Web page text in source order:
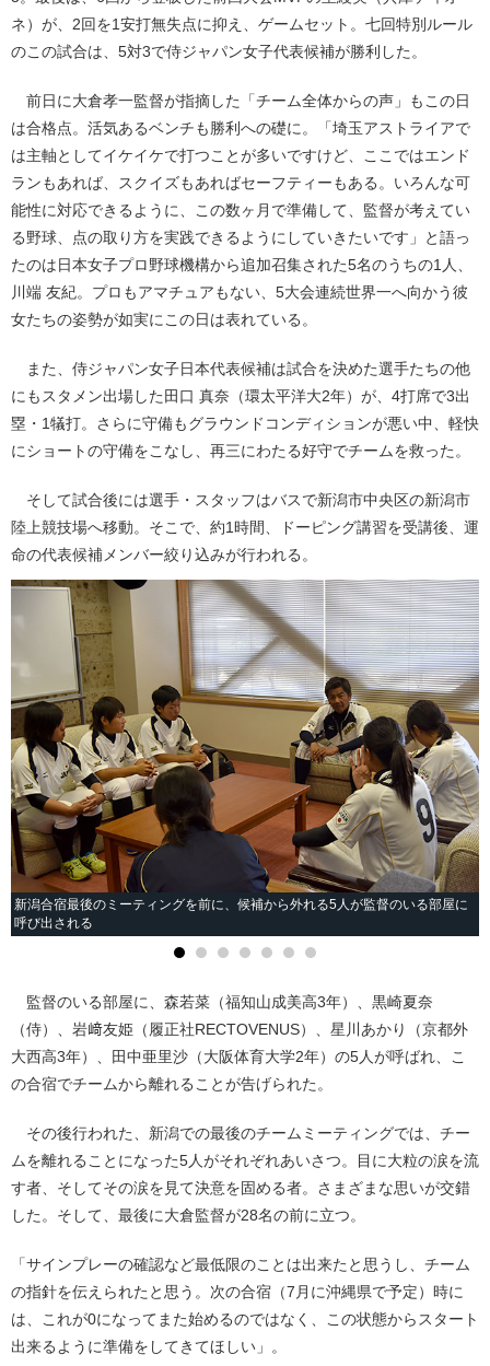
ネ）が、2回を1安打無失点に抑え、ゲームセット。七回特別ルール
のこの試合は、5対3で侍ジャパン女子代表候補が勝利した。
前日に大倉孝一監督が指摘した「チーム全体からの声」もこの日
は合格点。活気あるベンチも勝利への礎に。「埼玉アストライアで
は主軸としてイケイケで打つことが多いですけど、ここではエンド
ランもあれば、スクイズもあればセーフティーもある。いろんな可
能性に対応できるように、この数ヶ月で準備して、監督が考えてい
る野球、点の取り方を実践できるようにしていきたいです」と語っ
たのは日本女子プロ野球機構から追加召集された5名のうちの1人、
川端 友紀。プロもアマチュアもない、5大会連続世界一へ向かう彼
女たちの姿勢が如実にこの日は表れている。
また、侍ジャパン女子日本代表候補は試合を決めた選手たちの他
にもスタメン出場した田口 真奈（環太平洋大2年）が、4打席で3出
塁・1犠打。さらに守備もグラウンドコンディションが悪い中、軽快
にショートの守備をこなし、再三にわたる好守でチームを救った。
そして試合後には選手・スタッフはバスで新潟市中央区の新潟市
陸上競技場へ移動。そこで、約1時間、ドーピング講習を受講後、運
命の代表候補メンバー絞り込みが行われる。
新潟合宿最後のミーティングを前に、候補から外れる5人が監督のいる部屋に
呼び出される
監督のいる部屋に、森若菜（福知山成美高3年）、黒崎夏奈
（侍）、岩﨑友姫（履正社RECTOVENUS）、星川あかり（京都外
大西高3年）、田中亜里沙（大阪体育大学2年）の5人が呼ばれ、こ
の合宿でチームから離れることが告げられた。
その後行われた、新潟での最後のチームミーティングでは、チー
ムを離れることになった5人がそれぞれあいさつ。目に大粒の涙を流
す者、そしてその涙を見て決意を固める者。さまざまな思いが交錯
した。そして、最後に大倉監督が28名の前に立つ。
「サインプレーの確認など最低限のことは出来たと思うし、チーム
の指針を伝えられたと思う。次の合宿（7月に沖縄県で予定）時に
は、これが0になってまた始めるのではなく、この状態からスタート
出来るように準備をしてきてほしい」。